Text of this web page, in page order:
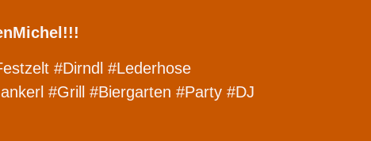
#Dirndl #Lederhose
#Grill #Biergarten #Party #DJ